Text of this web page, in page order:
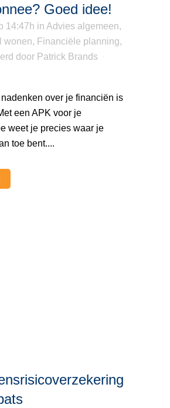
Goed idee!
14:47h in Advies algemeen,
wonen, Financiële planning,
door Patrick Brands
over je financiën is
een APK voor je
weet je precies waar je
toe bent....